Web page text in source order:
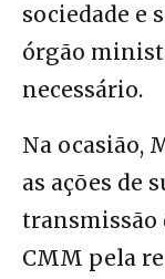
sociedade e
órgão
necessário.
Na ocasião,
as ações de
transmissão
CMM pela